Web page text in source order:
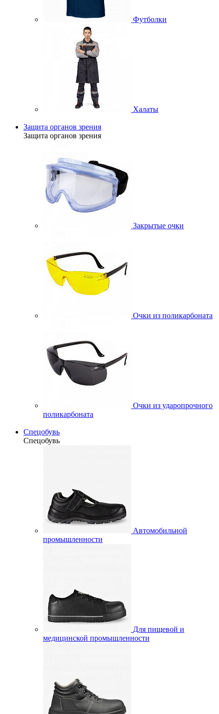
Футболки
Халаты
Защита органов зрения
Защита органов зрения
Закрытые очки
Очки из поликарбоната
Очки из ударопрочного
поликарбоната
Спецобувь
Спецобувь
Автомобильной
промышленности
Для пищевой и
медицинской промышленности